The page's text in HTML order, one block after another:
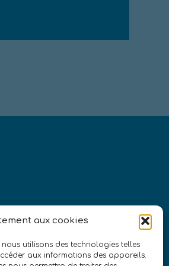
aux cookies
utilisons des technologies telles
aux informations des appareils.
générales de vente